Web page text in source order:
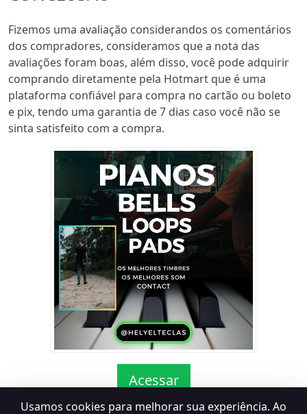
Fizemos uma avaliação considerandos os comentários
dos compradores, consideramos que a nota das
avaliações foram boas, além disso, você pode adquirir
comprando diretamente pela Hotmart que é uma
plataforma confiável para compra no cartão ou boleto
e pix, tendo uma garantia de 7 dias caso você não se
sinta satisfeito com a compra.
Usamos cookies para melhorar sua experiência. Ao
Acessar